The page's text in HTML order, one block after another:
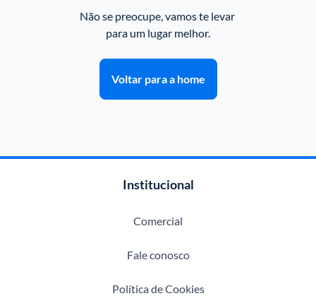
Não se preocupe, vamos te levar
para um lugar melhor.
Voltar para a home
Institucional
Comercial
Fale conosco
Política de Cookies